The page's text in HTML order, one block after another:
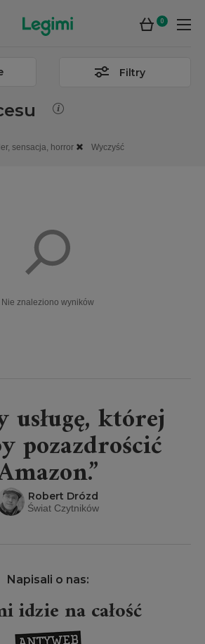
0
Filtry
sensacja, horror Wyczyść
Nie znaleziono wyników
usługę, której
pozazdrościć
Robert Drózd
Świat Czytników
Napisali o nas:
idzie na całość